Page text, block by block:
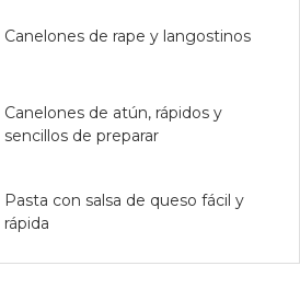
Canelones de rape y langostinos
Canelones de atún, rápidos y
sencillos de preparar
Pasta con salsa de queso fácil y
rápida